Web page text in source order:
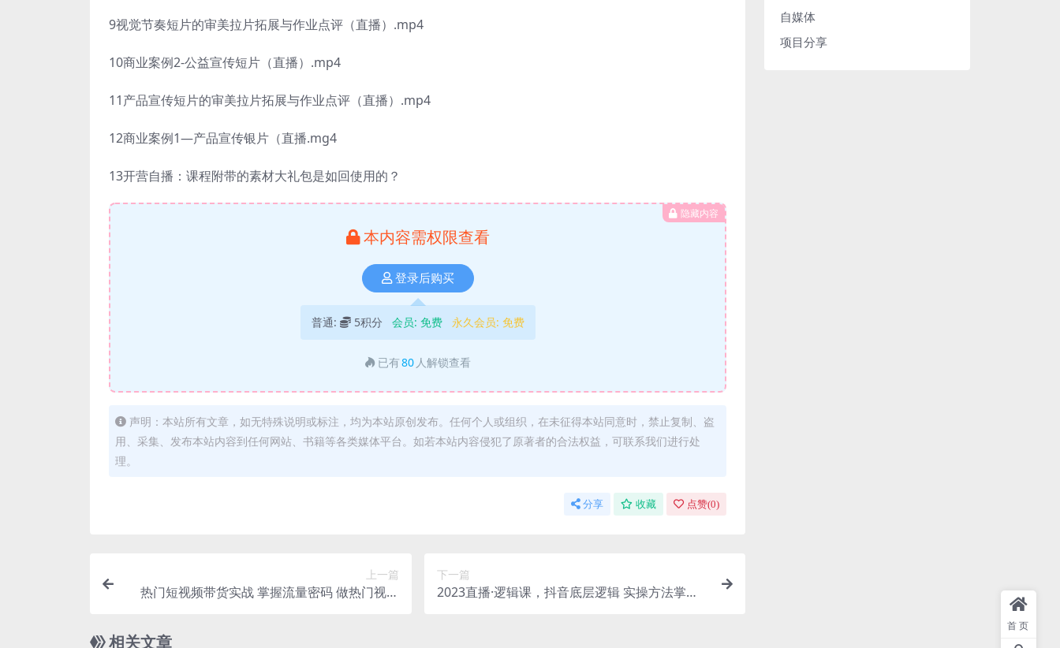
9视觉节奏短片的审美拉片拓展与作业点评（直播）.mp4
10商业案例2-公益宣传短片（直播）.mp4
11产品宣传短片的审美拉片拓展与作业点评（直播）.mp4
12商业案例1—产品宣传银片（直播.mg4
13开营自播：课程附带的素材大礼包是如回使用的？
隐藏内容
本内容需权限查看
登录后购买
普通: 5积分 会员: 免费 永久会员: 免费
已有80 人解锁查看
声明：本站所有文章，如无特殊说明或标注，均为本站原创发布。任何个人或组织，在未征得本站同意时，禁止复制、盗
用、采集、发布本站内容到任何网站、书籍等各类媒体平台。如若本站内容侵犯了原著者的合法权益，可联系我们进行处
理。
分享 收藏 点赞(0)
上一篇
热门短视频带货实战 掌握流量密码 做热门视频
下一篇
2023直播·逻辑课，抖音底层逻辑 实操方法掌
相关文章
自媒体
项目分享
首页